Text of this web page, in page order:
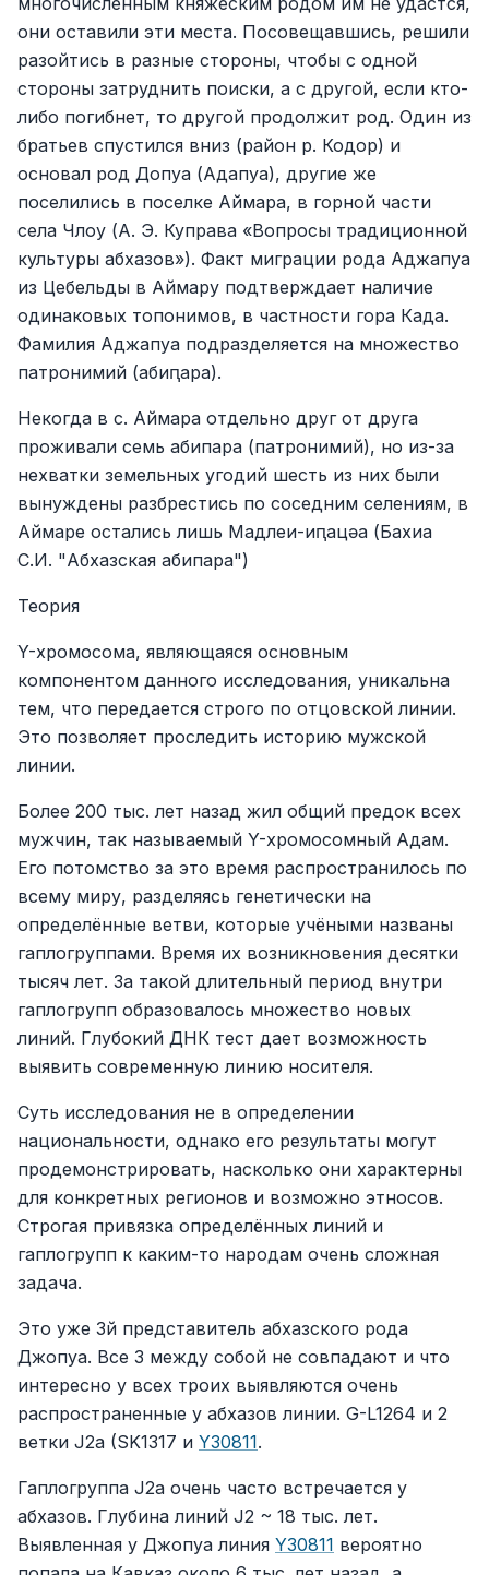
они оставили эти места. Посовещавшись, решили
разойтись в разные стороны, чтобы с одной
стороны затруднить поиски, а с другой, если кто-
либо погибнет, то другой продолжит род. Один из
братьев спустился вниз (район р. Кодор) и
основал род Допуа (Адапуа), другие же
поселились в поселке Аймара, в горной части
села Члоу (А. Э. Куправа «Вопросы традиционной
культуры абхазов»). Факт миграции рода Аджапуа
из Цебельды в Аймару подтверждает наличие
одинаковых топонимов, в частности гора Када.
Фамилия Аджапуа подразделяется на множество
патронимий (абиԥара).
Некогда в с. Аймара отдельно друг от друга
проживали семь абипара (патронимий), но из-за
нехватки земельных угодий шесть из них были
вынуждены разбрестись по соседним селениям, в
Аймаре остались лишь Мадлеи-иԥацәа (Бахиа
С.И. "Абхазская абипара")
Теория
Y-хромосома, являющаяся основным
компонентом данного исследования, уникальна
тем, что передается строго по отцовской линии.
Это позволяет проследить историю мужской
линии.
Более 200 тыс. лет назад жил общий предок всех
мужчин, так называемый Y-хромосомный Адам.
Его потомство за это время распространилось по
всему миру, разделяясь генетически на
определённые ветви, которые учёными названы
гаплогруппами. Время их возникновения десятки
тысяч лет. За такой длительный период внутри
гаплогрупп образовалось множество новых
линий. Глубокий ДНК тест дает возможность
выявить современную линию носителя.
Суть исследования не в определении
национальности, однако его результаты могут
продемонстрировать, насколько они характерны
для конкретных регионов и возможно этносов.
Строгая привязка определённых линий и
гаплогрупп к каким-то народам очень сложная
задача.
Это уже 3й представитель абхазского рода
Джопуа. Все 3 между собой не совпадают и что
интересно у всех троих выявляются очень
распространенные у абхазов линии. G-L1264 и 2
ветки J2a (SK1317 и Y30811.
Гаплогруппа J2a очень часто встречается у
абхазов. Глубина линий J2 ~ 18 тыс. лет.
Выявленная у Джопуа линия Y30811 вероятно